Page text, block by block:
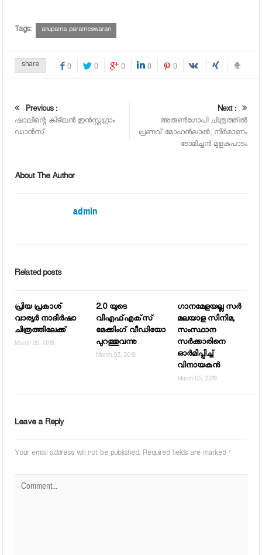
Tags: anupama parameswaran
share 0 0 0 0 0
Previous :
ഷാലിന്റെ കിടിലന്‍ ഇന്‍സ്റ്റഗ്രാം
ഡാന്‍സ്
Next :
അരുൺഗോപി ചിത്രത്തിൽ
പ്രണവ് മോഹൻലാൽ; നിർമാണം
ടോമിച്ചൻ മുളകുപാടം
About The Author
admin
Related posts
പ്രിയ പ്രകാശ്
വാര്യര്‍ നാദിര്‍ഷാ
ചിത്രത്തിലേക്ക്
March 05, 2018
2.0 യുടെ
വിഎഫ്എക്‌സ്
മേക്കിംഗ് വീഡിയോ
പുറത്തുവന്നു
March 05, 2018
ഗാനമേളയല്ല സര്‍
മലയാള സിനിമ,
സംസ്ഥാന
സര്‍ക്കാരിനെ
ഓര്‍മിപ്പിച്ച്
വിനായകന്‍
March 05, 2018
Leave a Reply
Your email address will not be published. Required fields are marked *